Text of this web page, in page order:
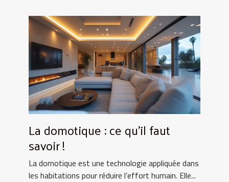
La domotique : ce qu’il faut
savoir !
La domotique est une technologie appliquée dans
les habitations pour réduire l’effort humain. Elle...